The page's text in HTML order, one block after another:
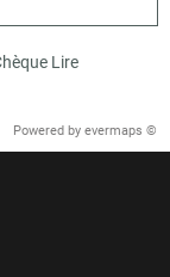
Lire
Powered by evermaps ©